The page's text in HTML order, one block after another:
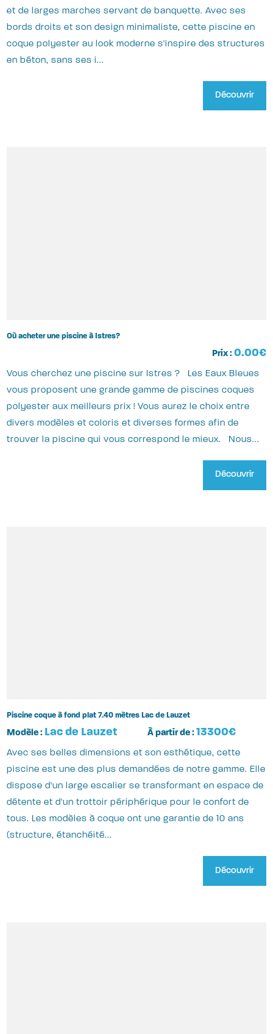
et de larges marches servant de banquette. Avec ses
bords droits et son design minimaliste, cette piscine en
coque polyester au look moderne s'inspire des structures
en béton, sans ses i...
Découvrir
Où acheter une piscine à Istres?
Prix : 0.00€
Vous cherchez une piscine sur Istres ? Les Eaux Bleues
vous proposent une grande gamme de piscines coques
polyester aux meilleurs prix ! Vous aurez le choix entre
divers modèles et coloris et diverses formes afin de
trouver la piscine qui vous correspond le mieux. Nous...
Découvrir
Piscine coque à fond plat 7.40 mètres Lac de Lauzet
Modèle : Lac de Lauzet À partir de : 13300€
Avec ses belles dimensions et son esthétique, cette
piscine est une des plus demandées de notre gamme. Elle
dispose d'un large escalier se transformant en espace de
détente et d'un trottoir périphérique pour le confort de
tous. Les modèles à coque ont une garantie de 10 ans
(structure, étanchéité...
Découvrir